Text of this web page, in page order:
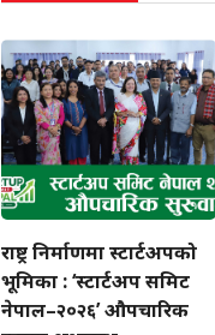
राष्ट्र निर्माणमा स्टार्टअपको
भूमिका : ‘स्टार्टअप समिट
नेपाल–२०२६’ औपचारिक